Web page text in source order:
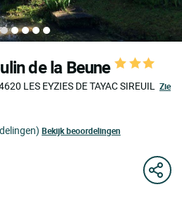
de la Beune
LES EYZIES DE TAYAC SIREUIL Zie
Bekijk beoordelingen